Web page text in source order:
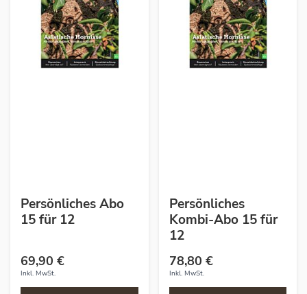
Persönliches Abo
15 für 12
69,90 €
Inkl. MwSt.
Persönliches
Kombi-Abo 15 für
12
78,80 €
Inkl. MwSt.